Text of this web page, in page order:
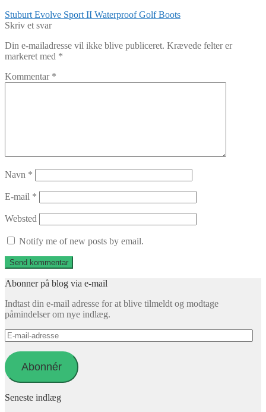
Indlægsnavigation
Forrige
indlæg:
Stuburt Evolve Sport II Waterproof Golf Boots
Skriv et svar
Din e-mailadresse vil ikke blive publiceret. Krævede felter er
markeret med *
Kommentar *
Navn *
E-mail *
Websted
Notify me of new posts by email.
Abonner på blog via e-mail
Indtast din e-mail adresse for at blive tilmeldt og modtage
påmindelser om nye indlæg.
E-
mail-
adresse
Abonnér
Seneste indlæg